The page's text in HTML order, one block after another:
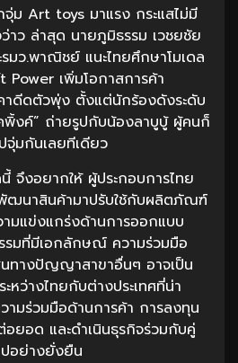
ม Art toys มาแรง กระแสไม่มี
าว ล่าสุด นายภูมิธรรม เวชยชัย
มว.พาณิชย์ แนะไทยศึกษาโมเดล
Power เพิ่มโอกาสการค้า
าดีดตัวพุ่ง ตั้งแต่นักร้องดังระดับ
พิ้งค์” ถ่ายรูปกับน้องลาบูบู้ ผู้คนก็
จุ่มกันเลยทีเดียว
จึงอยากให้ ผู้ประกอบการไทย
ฒนาสินค้ามาปรับใช้กับผลิตภัณฑ์
ามแข่งแกร่งด้านการออกแบบ
รมที่มีเอกลักษณ์ ความร่วมมือ
ทางปัญญาสาขาอื่นๆ อาจเป็น
หว่างไทยกับต่างประเทศที่น่า
ามร่วมมือด้านการค้า การลงทุน
อยอด และดำเนินธุรกิจร่วมกับคู่
ปอย่างยั่งยืน